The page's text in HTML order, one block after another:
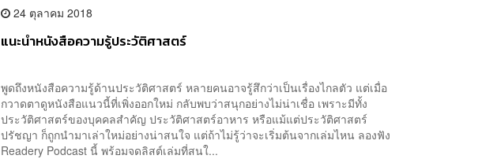
24 ตุลาคม 2018
แนะนำหนังสือความรู้ประวัติศาสตร์
พูดถึงหนังสือความรู้ด้านประวัติศาสตร์ หลายคนอาจรู้สึกว่าเป็นเรื่องไกลตัว แต่เมื่อ
กวาดตาดูหนังสือแนวนี้ที่เพิ่งออกใหม่ กลับพบว่าสนุกอย่างไม่น่าเชื่อ เพราะมีทั้ง
ประวัติศาสตร์ของบุคคลสำคัญ ประวัติศาสตร์อาหาร หรือแม้แต่ประวัติศาสตร์
ปรัชญา ก็ถูกนำมาเล่าใหม่อย่างน่าสนใจ แต่ถ้าไม่รู้ว่าจะเริ่มต้นจากเล่มไหน ลองฟัง
Readery Podcast นี้ พร้อมจดลิสต์เล่มที่สนใ...